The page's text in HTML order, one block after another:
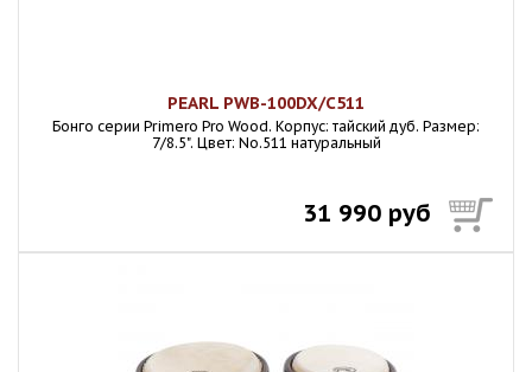
PEARL PWB-100DX/C511
Бонго серии Primero Pro Wood. Корпус: тайский дуб. Размер:
7/8.5". Цвет: No.511 натуральный
31 990 руб